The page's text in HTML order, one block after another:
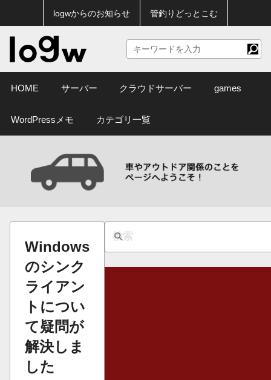
logwからのお知らせ 管釣りどっとこむ
HOME サーバー クラウドサーバー games
WordPressメモ カテゴリ一覧
Windows
のシンク
ライアン
トについ
て疑問が
解決しま
した